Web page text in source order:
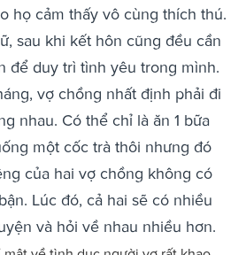
họ cảm thấy vô cùng thích thú.
sau khi kết hôn cũng đều cần
để duy trì tình yêu trong mình.
vợ chồng nhất định phải đi
nhau. Có thể chỉ là ăn 1 bữa
một cốc trà thôi nhưng đó
của hai vợ chồng không có
Lúc đó, cả hai sẽ có nhiều
và hỏi về nhau nhiều hơn.